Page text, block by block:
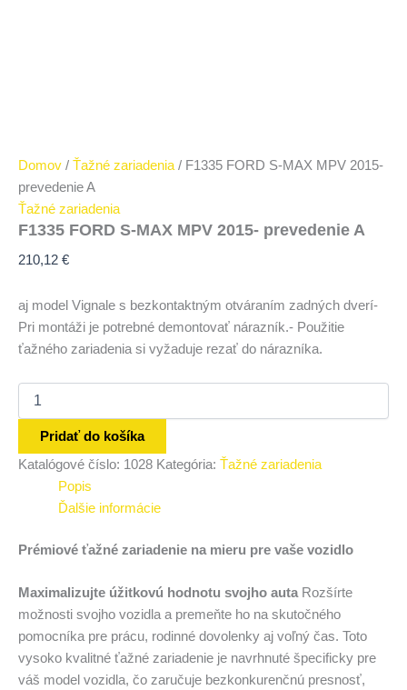
Domov / Ťažné zariadenia / F1335 FORD S-MAX MPV 2015-
prevedenie A
Ťažné zariadenia
F1335 FORD S-MAX MPV 2015- prevedenie A
210,12 €
aj model Vignale s bezkontaktným otváraním zadných dverí-
Pri montáži je potrebné demontovať nárazník.- Použitie
ťažného zariadenia si vyžaduje rezať do nárazníka.
Pridať do košíka
Katalógové číslo: 1028 Kategória: Ťažné zariadenia
Popis
Ďalšie informácie
Prémiové ťažné zariadenie na mieru pre vaše vozidlo
Maximalizujte úžitkovú hodnotu svojho autaRozšírte
možnosti svojho vozidla a premeňte ho na skutočného
pomocníka pre prácu, rodinné dovolenky aj voľný čas. Toto
vysoko kvalitné ťažné zariadenie je navrhnuté špecificky pre
váš model vozidla, čo zaručuje bezkonkurenčnú presnosť,